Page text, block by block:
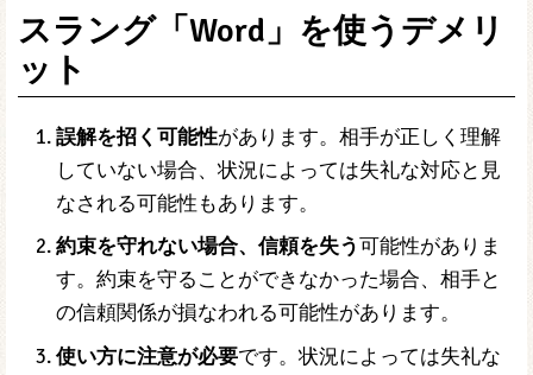
スラング「Word」を使うデメリ
ット
誤解を招く可能性があります。相手が正しく理解
していない場合、状況によっては失礼な対応と見
なされる可能性もあります。
約束を守れない場合、信頼を失う可能性がありま
す。約束を守ることができなかった場合、相手と
の信頼関係が損なわれる可能性があります。
使い方に注意が必要です。状況によっては失礼な